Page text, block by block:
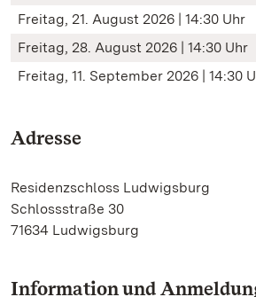
Freitag, 21. August 2026 | 14:30 Uhr
Freitag, 28. August 2026 | 14:30 Uhr
Freitag, 11. September 2026 | 14:30
Adresse
Residenzschloss Ludwigsburg
Schlossstraße 30
71634 Ludwigsburg
Information und